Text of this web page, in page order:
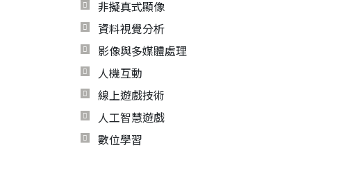
非擬真式顯像
資料視覺分析
影像與多媒體處理
人機互動
線上遊戲技術
人工智慧遊戲
數位學習